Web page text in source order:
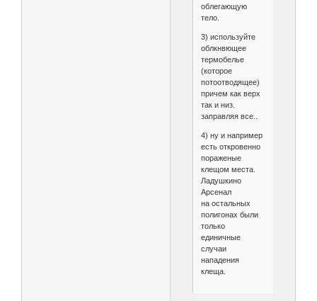
облегающую
тело.
3) используйте
облкнвющее
термобелье
(которое
потоотводящее)
причем как верх
так и низ.
заправляя все..
4) ну и например
есть откровенно
пораженые
клещом места.
Ладушкино
Арсенал
на остальных
полигонах были
только
единичные
случаи
нападения
клеща.